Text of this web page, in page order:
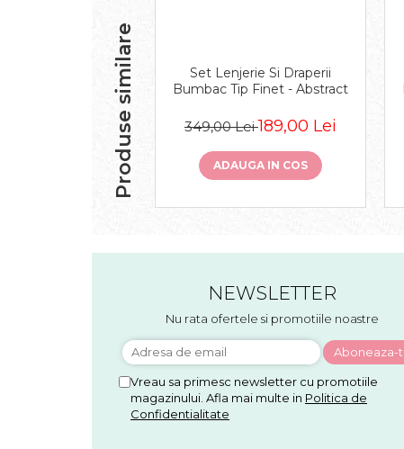
Produse similare
Set Lenjerie Si Draperii
Bumbac Tip Finet - Abstract
349,00 Lei189,00 Lei
ADAUGA IN COS
NEWSLETTER
Nu rata ofertele si promotiile noastre
Vreau sa primesc newsletter cu promotiile
magazinului. Afla mai multe in Politica de
Confidentialitate